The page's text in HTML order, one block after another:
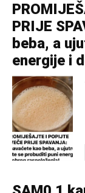
PRIJE
beba, a
energije i